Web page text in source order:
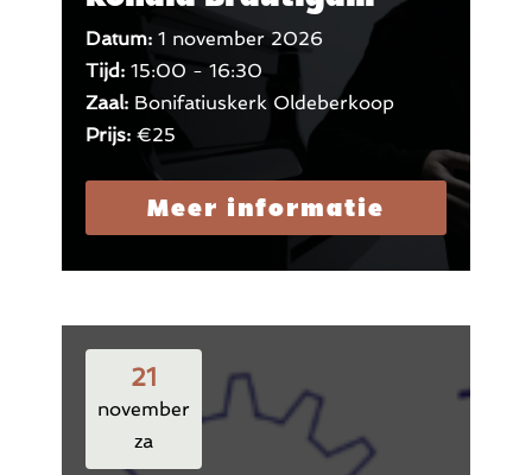
Datum: 1 november 2026
Tijd: 15:00 - 16:30
Zaal: Bonifatiuskerk Oldeberkoop
Prijs: €25
Meer informatie
21
november
za